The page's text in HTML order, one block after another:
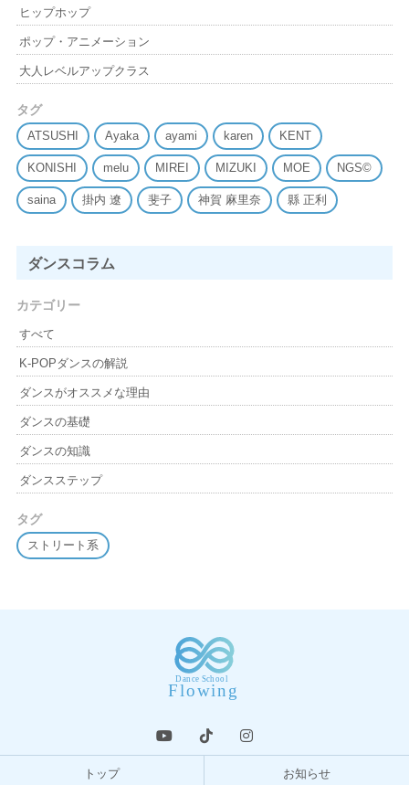
ヒップホップ
ポップ・アニメーション
大人レベルアップクラス
タグ
ATSUSHI Ayaka ayami karen KENT
KONISHI melu MIREI MIZUKI MOE NGS©
saina 掛内 遼 斐子 神賀 麻里奈 縣 正利
ダンスコラム
カテゴリー
すべて
K-POPダンスの解説
ダンスがオススメな理由
ダンスの基礎
ダンスの知識
ダンスステップ
タグ
ストリート系
トップ お知らせ